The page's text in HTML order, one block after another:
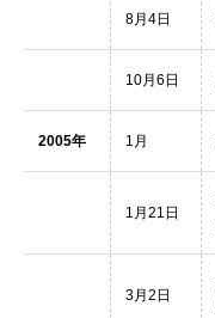
8月4日
10月6日
2005年 1月
1月21日
3月2日